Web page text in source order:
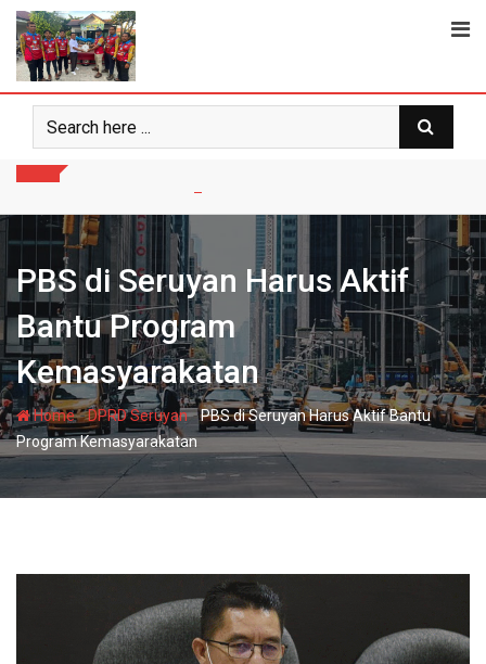
Skip
content
PBS di Seruyan Harus Aktif
Bantu Program
Kemasyarakatan
Home-DPRD Seruyan-PBS di Seruyan Harus Aktif Bantu
Program Kemasyarakatan